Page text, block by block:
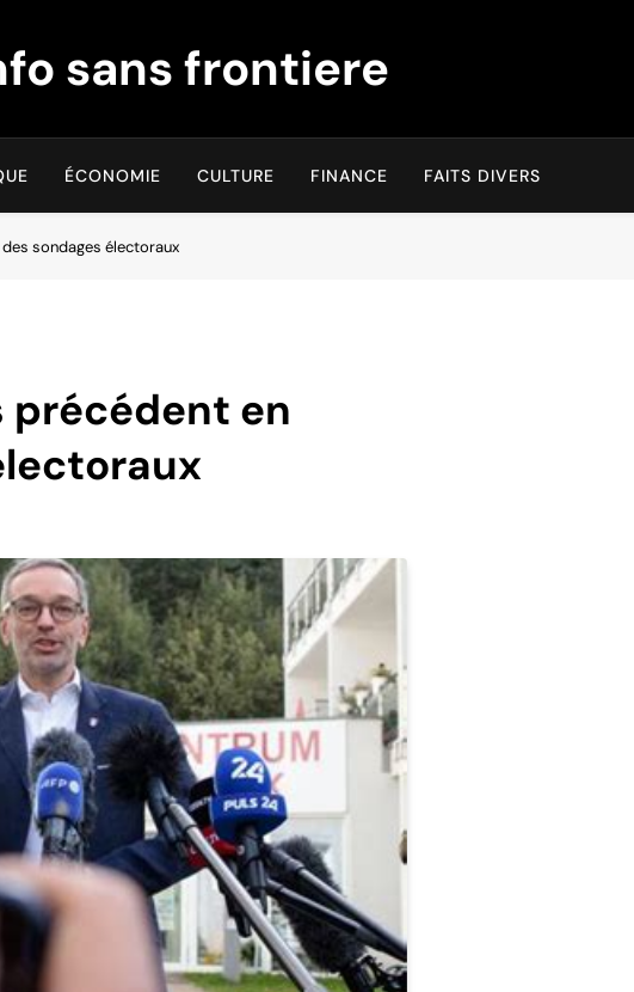
sans frontiere
ÉCONOMIE CULTURE FINANCE FAITS DIVERS
des sondages électoraux
précédent en